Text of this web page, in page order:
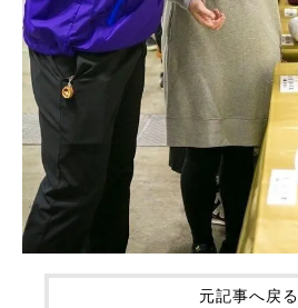
元記事へ戻る